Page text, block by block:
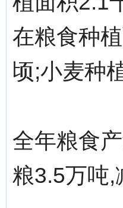
在粮食种
顷;小麦种
全年粮食
粮3.5万吨,